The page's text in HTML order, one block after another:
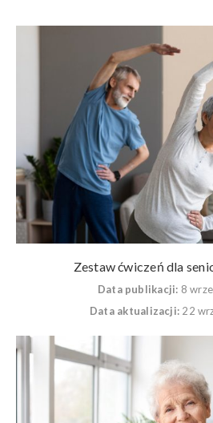
Zestaw ćwiczeń dla
Data publikacji: 8
Data aktualizacji: 22